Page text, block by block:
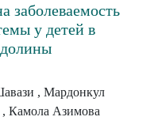
заболеваемость
у детей в
, Мардонкул
Камола Азимова